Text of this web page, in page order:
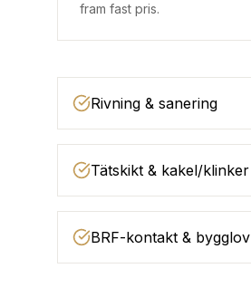
fram fast pris.
Rivning & sanering
Tätskikt & kakel/klinker
BRF-kontakt & bygglov